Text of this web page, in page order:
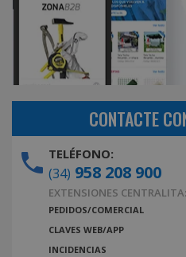
CONTACTE
TELÉFONO:
(34) 958 208 900
EXTENSIONES CENTRALITA:
PEDIDOS/COMERCIAL
CLAVES WEB/APP
INCIDENCIAS